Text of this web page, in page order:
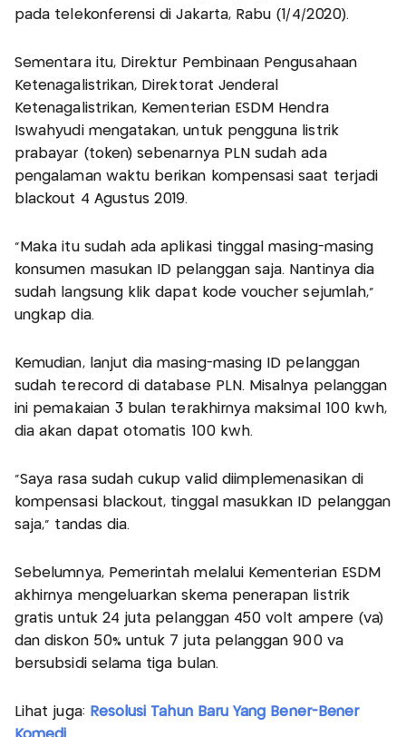
pada telekonferensi di Jakarta, Rabu (1/4/2020).
Sementara itu, Direktur Pembinaan Pengusahaan
Ketenagalistrikan, Direktorat Jenderal
Ketenagalistrikan, Kementerian ESDM Hendra
Iswahyudi mengatakan, untuk pengguna listrik
prabayar (token) sebenarnya PLN sudah ada
pengalaman waktu berikan kompensasi saat terjadi
blackout 4 Agustus 2019.
"Maka itu sudah ada aplikasi tinggal masing-masing
konsumen masukan ID pelanggan saja. Nantinya dia
sudah langsung klik dapat kode voucher sejumlah,"
ungkap dia.
Kemudian, lanjut dia masing-masing ID pelanggan
sudah terecord di database PLN. Misalnya pelanggan
ini pemakaian 3 bulan terakhirnya maksimal 100 kwh,
dia akan dapat otomatis 100 kwh.
"Saya rasa sudah cukup valid diimplemenasikan di
kompensasi blackout, tinggal masukkan ID pelanggan
saja," tandas dia.
Sebelumnya, Pemerintah melalui Kementerian ESDM
akhirnya mengeluarkan skema penerapan listrik
gratis untuk 24 juta pelanggan 450 volt ampere (va)
dan diskon 50% untuk 7 juta pelanggan 900 va
bersubsidi selama tiga bulan.
Lihat juga: Resolusi Tahun Baru Yang Bener-Bener